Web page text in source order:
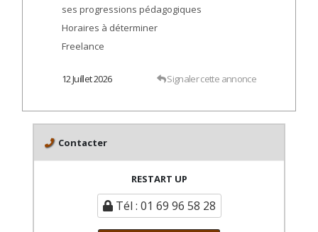
ses progressions pédagogiques
Horaires à déterminer
Freelance
12 Juillet 2026 Signaler cette annonce
Contacter
RESTART UP
Tél : 01 69 96 58 28